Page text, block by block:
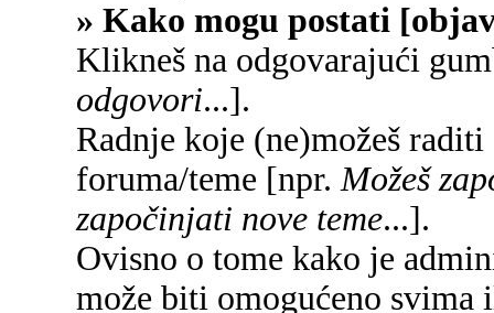
» Kako mogu postati
Klikneš na odgovarajući
odgovori...].
Radnje koje (ne)možeš
foruma/teme [npr.Možeš
započinjati nove teme...].
Ovisno o tome kako je
može biti omogućeno